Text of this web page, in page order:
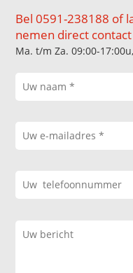
Bel 0591-238188 of
nemen direct
Ma. t/m Za. 09:00-